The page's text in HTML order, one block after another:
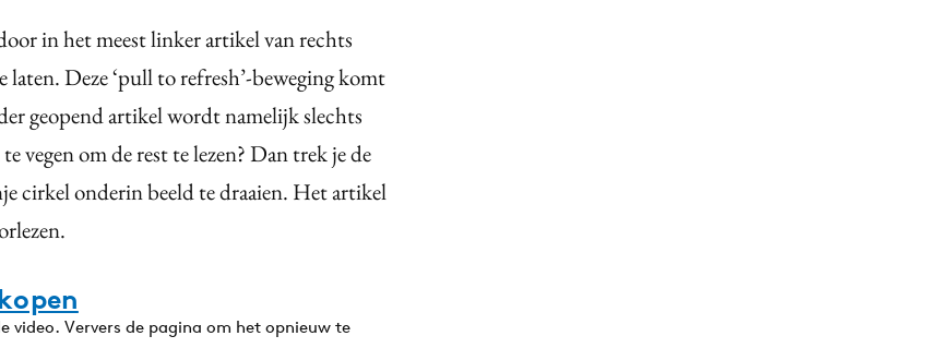
in het meest linker artikel van rechts
Deze ‘pull to refresh’-beweging komt
geopend artikel wordt namelijk slechts
vegen om de rest te lezen? Dan trek je de
cirkel onderin beeld te draaien. Het artikel
video. Ververs de pagina om het opnieuw te